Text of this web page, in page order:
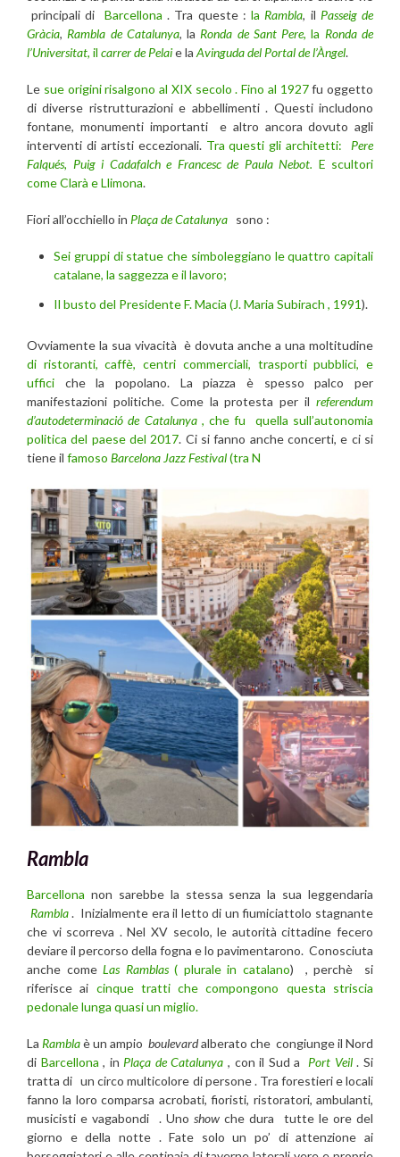
principali di Barcellona . Tra queste :laRambla, il Passeig de
Gràcia,Rambla de Catalunya, laRonda de Sant Pere, la Ronda de
l’Universitat, il carrer de Pelaie laAvinguda delPortal de l’Àngel.
Le sue origini risalgono al XIX secolo . Fino al 1927fu oggetto
di diverse ristrutturazioni e abbellimenti . Questi includono
fontane, monumenti importanti e altro ancora dovuto agli
interventi di artisti eccezionali. Tra questi gli architetti:Pere
Falqués, Puig i Cadafalch e Francesc de Paula Nebot. E scultori
come Clarà e Llimona.
Fiori all’occhiello in Plaça de Catalunya sono :
Sei gruppi di statue che simboleggiano le quattro capitali
catalane, la saggezza e il lavoro;
Il busto del Presidente F. Macia (J. Maria Subirach , 1991).
Ovviamente la sua vivacità è dovuta anche a una moltitudine
di ristoranti, caffè, centri commerciali, trasporti pubblici, e
uffici che la popolano. La piazza è spesso palco per
manifestazioni politiche. Come la protesta per il referendum
d’autodeterminació de Catalunya, che fu quella sull’autonomia
politica del paese del 2017. Ci si fanno anche concerti, e ci si
tiene il famoso Barcelona Jazz Festival(tra N
Rambla
Barcellona non sarebbe la stessa senza la sua leggendaria
Rambla. Inizialmente era il letto di un fiumiciattolo stagnante
che vi scorreva . Nel XV secolo, le autorità cittadine fecero
deviare il percorso della fogna e lo pavimentarono. Conosciuta
anche come Las Ramblas ( plurale in catalano) , perchè si
riferisce ai cinque tratti che compongono questa striscia
pedonale lunga quasi un miglio.
La Ramblaè un ampio boulevardalberato che congiunge il Nord
di Barcellona , in Plaça de Catalunya , con il Sud a Port Veil. Si
tratta di un circo multicolore di persone . Tra forestieri e locali
fanno la loro comparsa acrobati, fioristi, ristoratori, ambulanti,
musicisti e vagabondi . Uno showche dura tutte le ore del
giorno e della notte . Fate solo un po’ di attenzione ai